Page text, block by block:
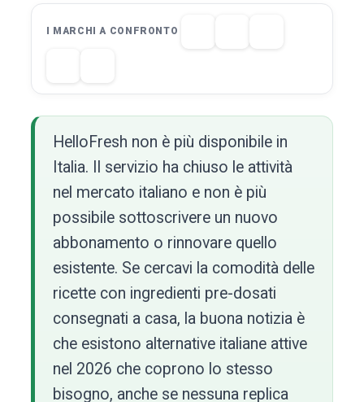
I MARCHI A CONFRONTO
HelloFresh non è più disponibile in
Italia. Il servizio ha chiuso le attività
nel mercato italiano e non è più
possibile sottoscrivere un nuovo
abbonamento o rinnovare quello
esistente. Se cercavi la comodità delle
ricette con ingredienti pre-dosati
consegnati a casa, la buona notizia è
che esistono alternative italiane attive
nel 2026 che coprono lo stesso
bisogno, anche se nessuna replica